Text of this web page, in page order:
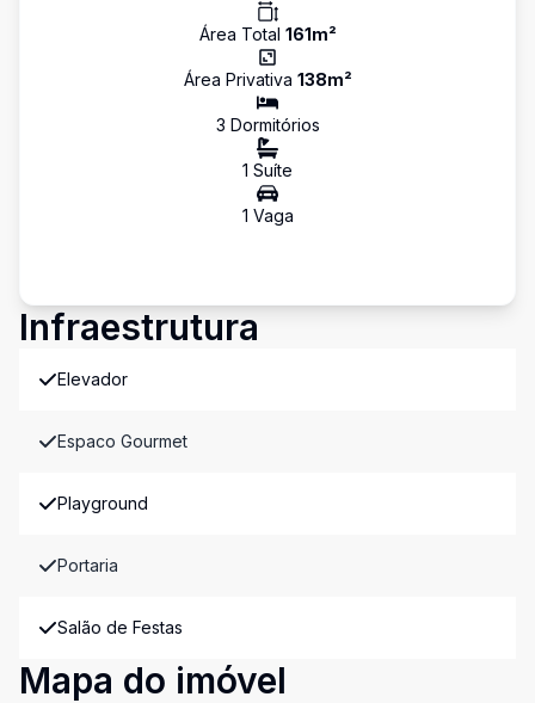
Área Total 161m²
Área Privativa 138m²
3 Dormitórios
1 Suíte
1 Vaga
Infraestrutura
Elevador
Espaco Gourmet
Playground
Portaria
Salão de Festas
Mapa do imóvel